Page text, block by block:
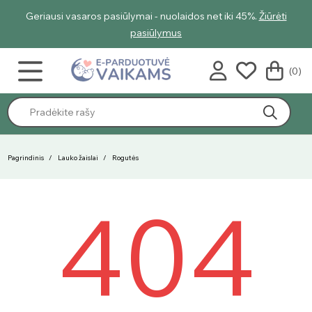
Geriausi vasaros pasiūlymai - nuolaidos net iki 45%. Žiūrėti
pasiūlymus
(0)
Pagrindinis Lauko žaislai Rogutės
404